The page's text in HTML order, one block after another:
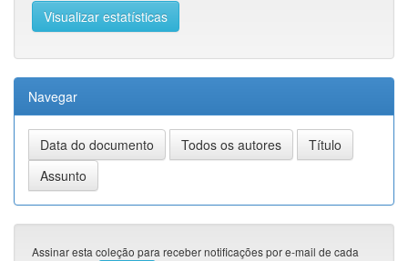
Visualizar estatísticas
Navegar
Assinar esta coleção para receber notificações por e-mail de cada